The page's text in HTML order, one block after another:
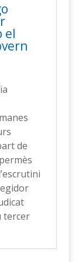
el
de
tercer